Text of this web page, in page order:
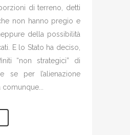
di terreno, detti
non hanno pregio e
della possibilità
E lo Stato ha deciso,
“non strategici” di
se per l’alienazione
comunque...